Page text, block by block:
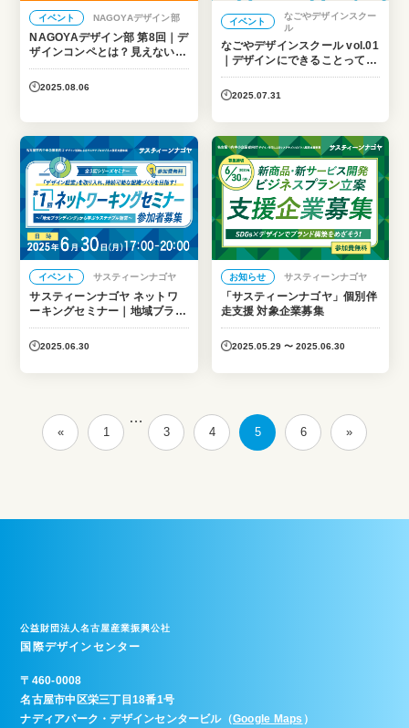
イベント NAGOYAデザイン部
NAGOYAデザイン部 第8回｜デ
ザインコンペとは？見えない相
手へのデザインの伝え方
2025.08.06
イベント
なごやデザインスクー
ル
なごやデザインスクール vol.01
｜デザインにできることってな
んだろう？ーデザイン思考を体
験するー
2025.07.31
イベント サスティーンナゴヤ
サスティーンナゴヤ ネットワ
ーキングセミナー｜地域ブラン
ディングから学ぶサステナブル
経営2025.06.30
お知らせ サスティーンナゴヤ
「サスティーンナゴヤ」個別伴
走支援 対象企業募集
2025.05.29 〜 2025.06.30
« 1
…
3 4 5 6 »
公益財団法人名古屋産業振興公社
国際デザインセンター
〒 460-0008
名古屋市中区栄三丁目18番1号
ナディアパーク・デザインセンタービル（Google Maps ）